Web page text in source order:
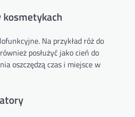
Na przykład róż do
posłużyć jako cień do
oszczędzą czas i miejsce w